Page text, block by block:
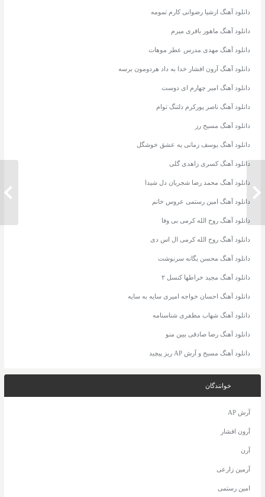
دانلود آهنگ ارشیا رضوانی کارم تمومه
دانلود آهنگ ماهور باقری میرم
دانلود آهنگ مهدی مدرس عطر موهات
دانلود آهنگ آرون افشار خدا به داد هردومون برسه
دانلود آهنگ امیر چهارم ای دوست
دانلود آهنگ ناصر پورکرم دلتنگ توام
دانلود آهنگ مسیح رز
دانلود آهنگ یوسف زمانی یه عشق خوشگل
دانلود آهنگ کسری زاهدی گلی
دانلود آهنگ محمد رضا شجریان دل شیدا
دانلود آهنگ امین رستمی عروس خانم
دانلود آهنگ روح الله کرمی بی وفا
دانلود آهنگ روح الله کرمی ال اس دی
دانلود آهنگ محسن یگانه سرنوشت
دانلود آهنگ مجید خراطها کنسل ۲
دانلود آهنگ احسان خواجه امیری سایه به سایه
دانلود آهنگ شهاب مظفری شناسنامه
دانلود آهنگ رضا صادقی ببین منو
دانلود آهنگ مسیح و آرش AP ریز پیچید
خوانندگان
آرش AP
آرون افشار
آرن
آرمین زارعی
امین رستمی